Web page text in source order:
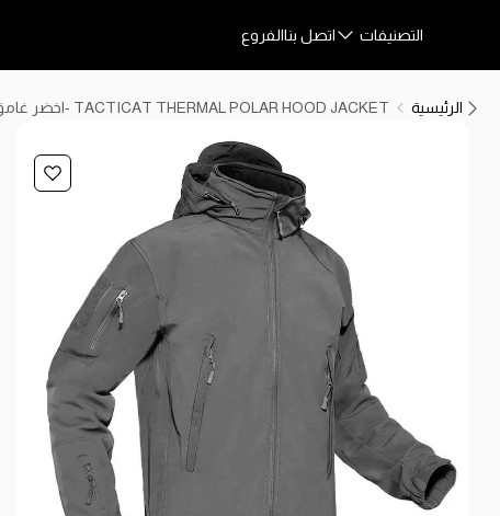
التصنيفات اتصل بناالفروع
الرئيسية TACTICAT THERMAL POLAR HOOD JACKET -اخضر غامق-XL